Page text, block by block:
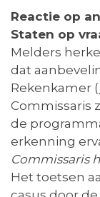
Reactie op
Staten op
Melders
dat
Rekenkamer
Commissaris
de
erkenning
Commissaris
Het toetsen